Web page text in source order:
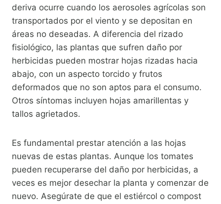
deriva ocurre cuando los aerosoles agrícolas son
transportados por el viento y se depositan en
áreas no deseadas. A diferencia del rizado
fisiológico, las plantas que sufren daño por
herbicidas pueden mostrar hojas rizadas hacia
abajo, con un aspecto torcido y frutos
deformados que no son aptos para el consumo.
Otros síntomas incluyen hojas amarillentas y
tallos agrietados.
Es fundamental prestar atención a las hojas
nuevas de estas plantas. Aunque los tomates
pueden recuperarse del daño por herbicidas, a
veces es mejor desechar la planta y comenzar de
nuevo. Asegúrate de que el estiércol o compost